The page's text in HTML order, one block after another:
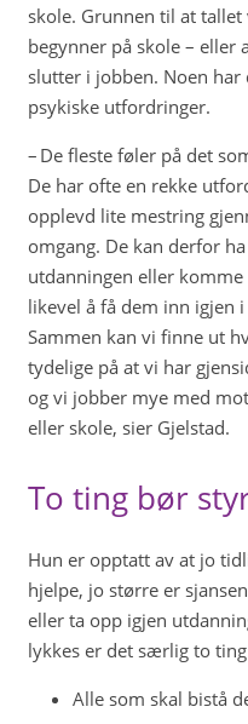
skole. Grunnen til at
begynner på skole – eller
slutter i jobben. Noen har
psykiske utfordringer.
– De fleste føler på det
De har ofte en rekke
opplevd lite mestring
omgang. De kan derfor
utdanningen eller
likevel å få dem inn igjen
Sammen kan vi finne ut
tydelige på at vi har
og vi jobber mye med
eller skole, sier Gjelstad.
To ting bør
Hun er opptatt av at jo
hjelpe, jo større er
eller ta opp igjen
lykkes er det særlig to
Alle som skal bistå